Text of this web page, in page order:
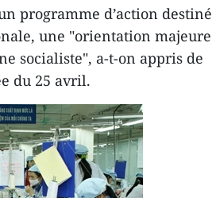
programme d’action destiné
une "orientation majeure
socialiste", a-t-on appris de
du 25 avril.